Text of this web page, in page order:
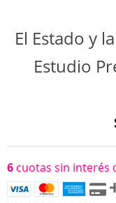
El Estado y
Estudio
6 cuotas sin interés